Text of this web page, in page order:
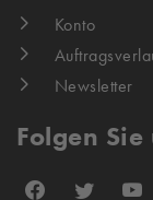
Konto
Newsletter
Folgen